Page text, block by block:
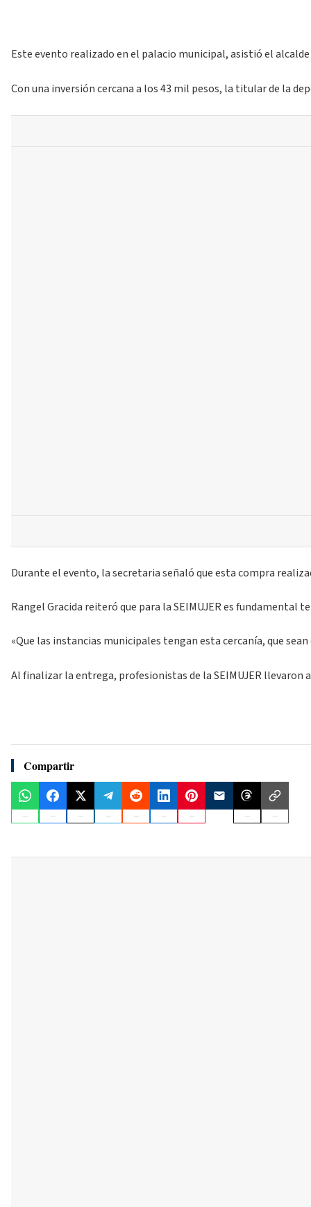
Este evento realizado en el palacio municipal, asistió el
Con una inversión cercana a los 43 mil pesos, la titular de la
Durante el evento, la secretaria señaló que esta compra
Rangel Gracida reiteró que para la SEIMUJER es
«Que las instancias municipales tengan esta cercanía, que
Al finalizar la entrega, profesionistas de la SEIMUJER
Compartir